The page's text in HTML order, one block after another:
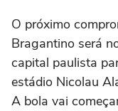
O próximo
Bragantino será
capital paulista
estádio Nicolau
A bola vai